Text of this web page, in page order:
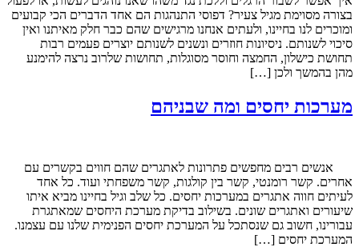
בצורה מסוימת מגיל צעיר? דפוסי התנהגות הם אחד הדברים הכי קבועים
ומוכרים לנו בחיינו, ולעתים אנחנו מרגישים שהם כבר חלק מאיתנו ואין
סיכוי לשנותם. ניסיונות חוזרים ונשנים לשנותם יוצרים פעמים רבות
תחושת כישלון, החמצה וחוסר מסוגלות, תחושות שלרוב נרצה להימנע
מהן בהמשך ולכן […]
מערכות יחסים ומה שבניהם
אנשים רבים מחפשים פתרונות לאתגרים שהם חווים בקשרים עם
אחרים. קשר רומנטי, קשר בין קולגות, קשר משפחתי ועוד. כל אחד
לעיתים חווה אתגרים במערכות יחסים. כל שלב וגיל בחיינו מביא איתו
שיעורים ואתגרים שונים. בשילוב בדיקת מערכת היחסים שמאתגרת
עבורינו, חשוב גם שנסתכל על המערכת יחסים הפנימית שלנו עם עצמנו.
המערכת יחסים […]